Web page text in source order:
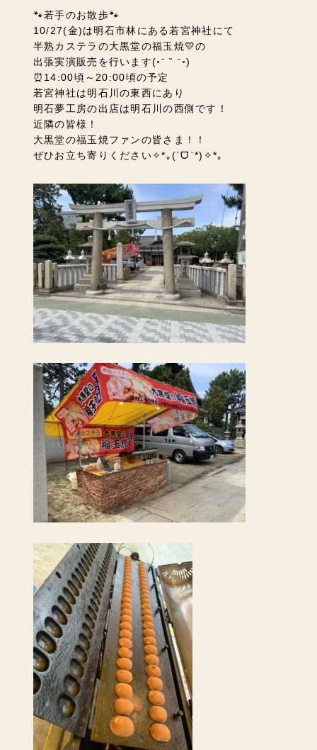
🐾若手のお散歩🐾
10/27(金)は明石市林にある若宮神社にて
半熟カステラの大黒堂の福玉焼💛の
出張実演販売を行います(◦ˉ ˘ ˉ◦)
⏰14:00頃～20:00頃の予定
若宮神社は明石川の東西にあり
明石夢工房の出店は明石川の西側です！
近隣の皆様！
大黒堂の福玉焼ファンの皆さま！！
ぜひお立ち寄りください✧*｡(ˊᗜˋ*)✧*｡